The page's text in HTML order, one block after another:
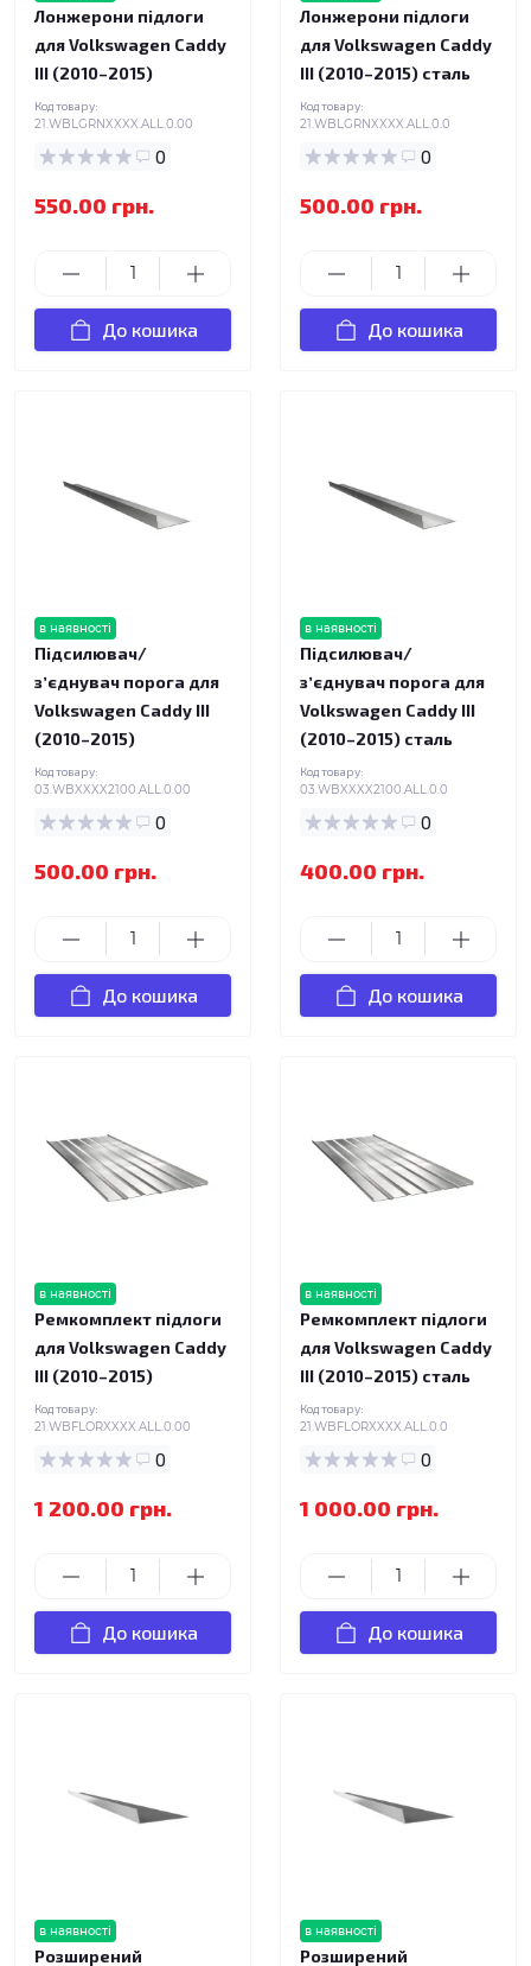
Лонжерони підлоги
для Volkswagen Caddy
III (2010–2015)
Код товару:
21.WBLGRNXXXX.ALL.0.00
0
550.00 грн.
До кошика
Лонжерони підлоги
для Volkswagen Caddy
III (2010–2015) сталь
Код товару:
21.WBLGRNXXXX.ALL.0.0
0
500.00 грн.
До кошика
в наявності
Підсилювач/
зʼєднувач порога для
Volkswagen Caddy III
(2010–2015)
Код товару:
03.WBXXXX2100.ALL.0.00
0
500.00 грн.
До кошика
в наявності
Підсилювач/
зʼєднувач порога для
Volkswagen Caddy III
(2010–2015) сталь
Код товару:
03.WBXXXX2100.ALL.0.0
0
400.00 грн.
До кошика
в наявності
Ремкомплект підлоги
для Volkswagen Caddy
III (2010–2015)
Код товару:
21.WBFLORXXXX.ALL.0.00
0
1 200.00 грн.
До кошика
в наявності
Ремкомплект підлоги
для Volkswagen Caddy
III (2010–2015) сталь
Код товару:
21.WBFLORXXXX.ALL.0.0
0
1 000.00 грн.
До кошика
в наявності
Розширений
в наявності
Розширений